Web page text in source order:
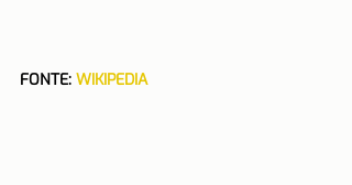
FONTE: WIKIPEDIA